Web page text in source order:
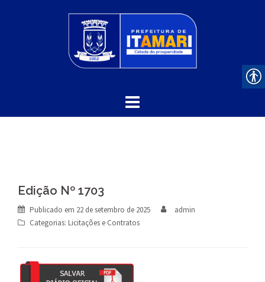
Edição Nº 1703
Publicado em 22 de setembro de 2025
admin
Categorias: Licitações e Contratos